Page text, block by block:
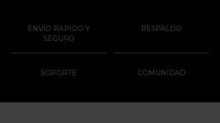
ENVÍO RAPIDO Y
SEGURO
RESPALDO
SOPORTE COMUNIDAD